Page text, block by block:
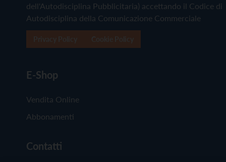
dell'Autodisciplina Pubblicitaria) accettando il Codice di
Autodisciplina della Comunicazione Commerciale
E-Shop
Vendita Online
Abbonamenti
Contatti